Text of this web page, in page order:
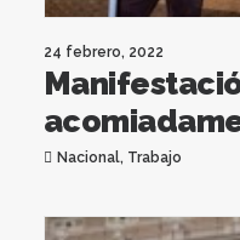
24 febrero, 2022
Nacional, Trabajo